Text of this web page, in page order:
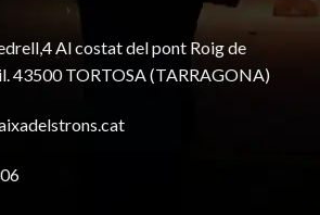
Al costat del pont Roig de
43500 TORTOSA(TARRAGONA)